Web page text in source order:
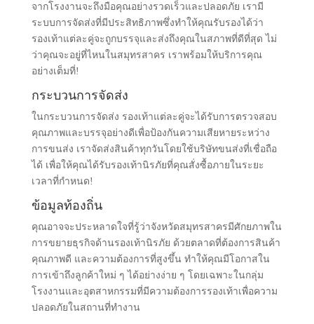
จากโรงงานจะถึงมือคุณอย่างรวดเร็วและปลอดภัย เรามี
ระบบการจัดส่งที่มีประสิทธิภาพซึ่งทำให้คุณรับรองได้ว่า
รองเท้าแต่ละคู่จะถูกบรรจุและส่งถึงคุณในสภาพที่ดีที่สุด ไม่
ว่าคุณจะอยู่ที่ไหนในสมุทรสาคร เราพร้อมให้บริการคุณ
อย่างเต็มที่!
กระบวนการจัดส่ง
ในกระบวนการจัดส่ง รองเท้าแต่ละคู่จะได้รับการตรวจสอบ
คุณภาพและบรรจุอย่างดีเพื่อป้องกันความเสียหายระหว่าง
การขนส่ง เราจัดส่งสินค้าทุกวันโดยใช้บริษัทขนส่งที่เชื่อถือ
ได้ เพื่อให้คุณได้รับรองเท้านิรภัยที่คุณสั่งซื้อภายในระยะ
เวลาที่กำหนด!
ข้อมูลท้องถิ่น
คุณอาจจะประหลาดใจที่รู้ว่าจังหวัดสมุทรสาครมีศักยภาพใน
การขยายธุรกิจด้านรองเท้านิรภัย ด้วยตลาดที่ต้องการสินค้า
คุณภาพดี และความต้องการที่สูงขึ้น ทำให้คุณมีโอกาสใน
การเข้าถึงลูกค้าใหม่ ๆ ได้อย่างง่าย ๆ โดยเฉพาะในกลุ่ม
โรงงานและอุตสาหกรรมที่มีความต้องการรองเท้าเพื่อความ
ปลอดภัยในสถานที่ทำงาน